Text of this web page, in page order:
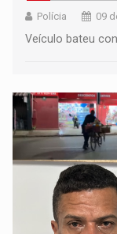
Polícia 09
Veículo bateu